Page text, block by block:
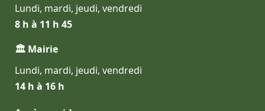
Lundi, mardi, jeudi, vendredi
8 h à 11 h 45
🏛 Mairie
Lundi, mardi, jeudi, vendredi
14 h à 16 h